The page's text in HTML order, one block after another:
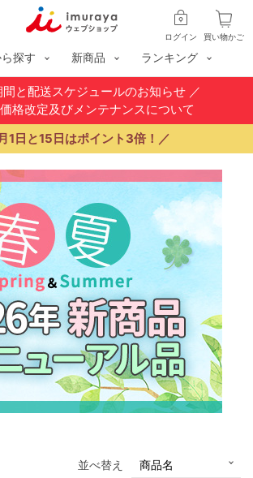
買い物かご
ログイン
探す 新商品 ランキング
と配送スケジュールのお知らせ／
格改定及びメンテナンスについて
1日と15日はポイント3倍！／
並べ替え